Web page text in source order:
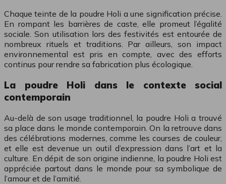
Chaque teinte de la poudre Holi a une signification précise.
En rompant les barrières de caste, elle promeut l’égalité
sociale. Son utilisation lors des festivités est entourée de
nombreux rituels et traditions. Par ailleurs, son impact
environnemental est pris en compte, avec des efforts
continus pour rendre sa fabrication plus écologique.
La poudre Holi dans le contexte social
contemporain
Au-delà de son usage traditionnel, la poudre Holi a trouvé
sa place dans le monde contemporain. On la retrouve dans
des célébrations modernes, comme les courses de couleur,
et elle est devenue un outil d’expression dans l’art et la
culture. En dépit de son origine indienne, la poudre Holi est
appréciée partout dans le monde pour sa symbolique de
l’amour et de l’amitié.